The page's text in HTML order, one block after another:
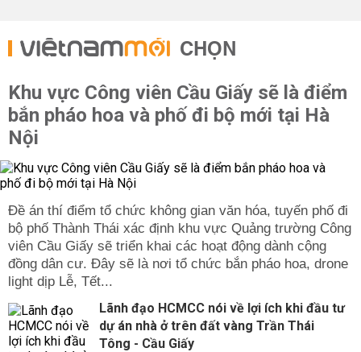
CHỌN
Khu vực Công viên Cầu Giấy sẽ là điểm
bắn pháo hoa và phố đi bộ mới tại Hà
Nội
Đề án thí điểm tổ chức không gian văn hóa, tuyến phố đi
bộ phố Thành Thái xác định khu vực Quảng trường Công
viên Cầu Giấy sẽ triển khai các hoạt động dành cộng
đồng dân cư. Đây sẽ là nơi tổ chức bắn pháo hoa, drone
light dịp Lễ, Tết...
Lãnh đạo HCMCC nói về lợi ích khi đầu tư
dự án nhà ở trên đất vàng Trần Thái
Tông - Cầu Giấy